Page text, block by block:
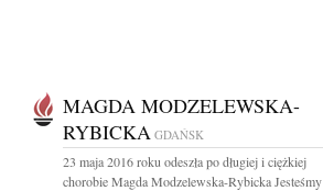
MAGDA MODZELEWSKA-
RYBICKA GDAŃSK
23 maja 2016 roku odeszła po długiej i ciężkiej
chorobie Magda Modzelewska-Rybicka Jesteśmy